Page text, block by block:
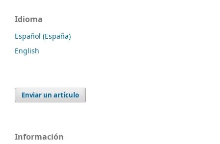
Idioma
Español (España)
English
Enviar un artículo
Información